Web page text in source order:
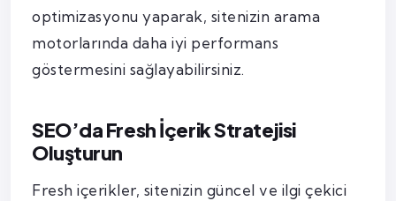
optimizasyonu yaparak, sitenizin arama
motorlarında daha iyi performans
göstermesini sağlayabilirsiniz.
SEO’da Fresh İçerik Stratejisi
Oluşturun
Fresh içerikler, sitenizin güncel ve ilgi çekici